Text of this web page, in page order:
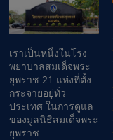
เราเป็นหนึ่งในโรง
พยาบาลสมเด็จพระ
ยุพราช 21 แห่งที่ตั้ง
กระจายอยู่ทั่ว
ประเทศ ในการดูแล
ของมูลนิธิสมเด็จพระ
ยุพราช